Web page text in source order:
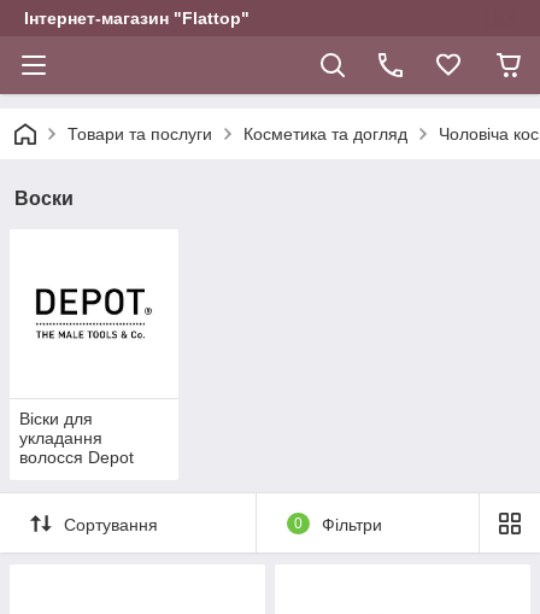
Інтернет-магазин "Flattop"
Товари та послуги Косметика та догляд Чоловіча
Воски
Віски для
укладання
волосся Depot
Сортування 0 Фільтри